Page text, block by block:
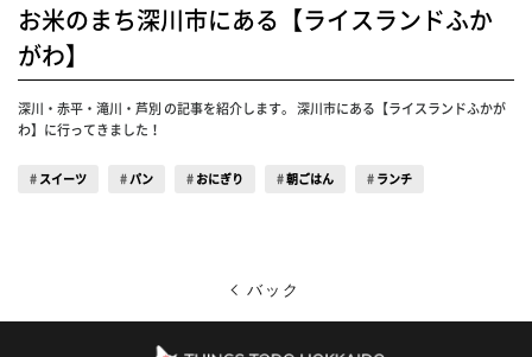
お米のまち深川市にある【ライスランドふか
がわ】
深川・赤平・滝川・芦別 の記事を紹介します。 深川市にある【ライスランドふかが
わ】に行ってきました！
スイーツ パン おにぎり 朝ごはん ランチ
バック